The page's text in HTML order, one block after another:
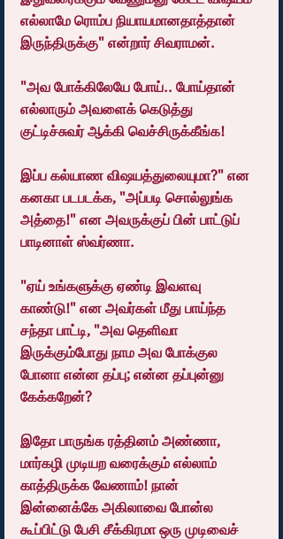
எல்லாமே ரொம்ப நியாயமானதாத்தான்
இருந்திருக்கு" என்றார் சிவராமன்.
"அவ போக்கிலேயே போய்.. போய்தான்
எல்லாரும் அவளைக் கெடுத்து
குட்டிச்சுவர் ஆக்கி வெச்சிருக்கீங்க!
இப்ப கல்யாண விஷயத்துலையுமா?" என
கனகா படபடக்க, "அப்படி சொல்லுங்க
அத்தை!" என அவருக்குப் பின் பாட்டுப்
பாடினாள் ஸ்வர்ணா.
"ஏய் உங்களுக்கு ஏண்டி இவளவு
காண்டு!" என அவர்கள் மீது பாய்ந்த
சந்தா பாட்டி, "அவ தெளிவா
இருக்கும்போது நாம அவ போக்குல
போனா என்ன தப்பு; என்ன தப்புன்னு
கேக்கறேன்?
இதோ பாருங்க ரத்தினம் அண்ணா,
மார்கழி முடியற வரைக்கும் எல்லாம்
காத்திருக்க வேணாம்! நான்
இன்னைக்கே அகிலாவை போன்ல
கூப்பிட்டு பேசி சீக்கிரமா ஒரு முடிவைச்